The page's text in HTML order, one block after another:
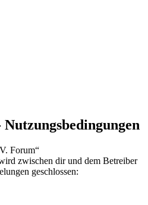
Forum“
zwischen dir und dem Betreiber
geschlossen: